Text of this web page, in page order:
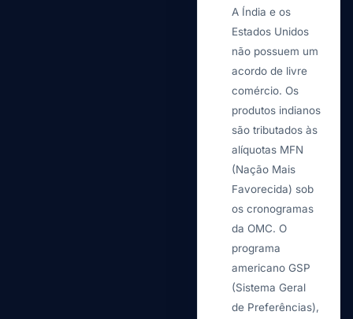
A Índia e os
Estados Unidos
não possuem um
acordo de livre
comércio. Os
produtos indianos
são tributados às
alíquotas MFN
(Nação Mais
Favorecida) sob
os cronogramas
da OMC. O
programa
americano GSP
(Sistema Geral
de Preferências),